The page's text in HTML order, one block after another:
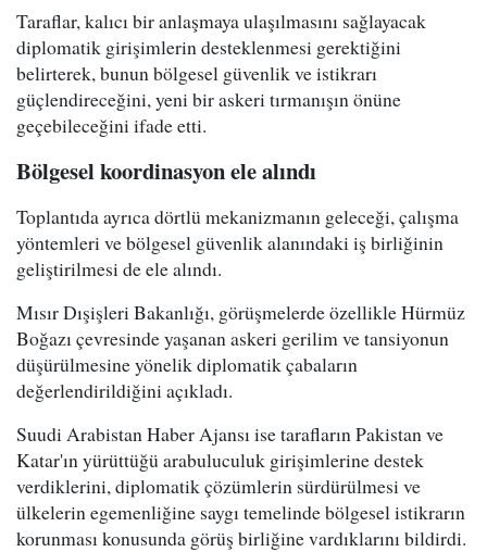
Taraflar, kalıcı bir anlaşmaya ulaşılmasını sağlayacak
diplomatik girişimlerin desteklenmesi gerektiğini
belirterek, bunun bölgesel güvenlik ve istikrarı
güçlendireceğini, yeni bir askeri tırmanışın önüne
geçebileceğini ifade etti.
Bölgesel koordinasyon ele alındı
Toplantıda ayrıca dörtlü mekanizmanın geleceği, çalışma
yöntemleri ve bölgesel güvenlik alanındaki iş birliğinin
geliştirilmesi de ele alındı.
Mısır Dışişleri Bakanlığı, görüşmelerde özellikle Hürmüz
Boğazı çevresinde yaşanan askeri gerilim ve tansiyonun
düşürülmesine yönelik diplomatik çabaların
değerlendirildiğini açıkladı.
Suudi Arabistan Haber Ajansı ise tarafların Pakistan ve
Katar'ın yürüttüğü arabuluculuk girişimlerine destek
verdiklerini, diplomatik çözümlerin sürdürülmesi ve
ülkelerin egemenliğine saygı temelinde bölgesel istikrarın
korunması konusunda görüş birliğine vardıklarını bildirdi.